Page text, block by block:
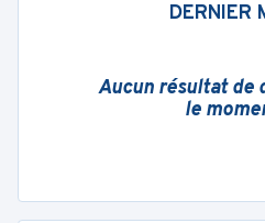
DERNIER
Aucun résultat de
le